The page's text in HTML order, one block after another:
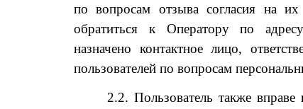
по вопросам отзыва согласия на
обратиться к Оператору по
назначено контактное лицо,
пользователей по вопросам
2.2. Пользователь также